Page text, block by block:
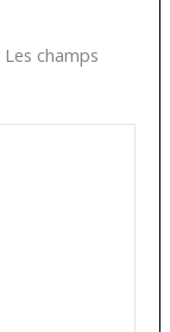
Les champs